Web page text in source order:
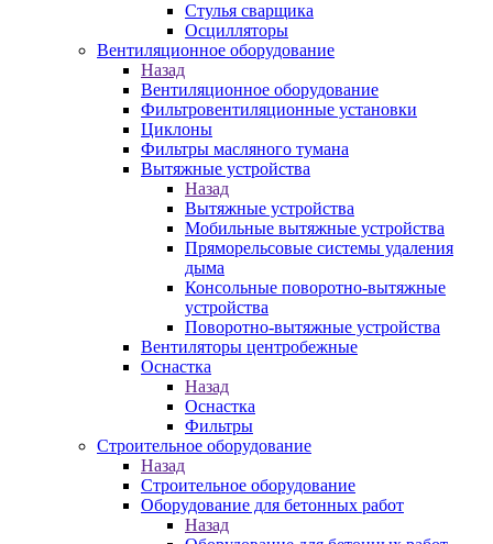
Стулья сварщика
Осцилляторы
Вентиляционное оборудование
Назад
Вентиляционное оборудование
Фильтровентиляционные установки
Циклоны
Фильтры масляного тумана
Вытяжные устройства
Назад
Вытяжные устройства
Мобильные вытяжные устройства
Пряморельсовые системы удаления
дыма
Консольные поворотно-вытяжные
устройства
Поворотно-вытяжные устройства
Вентиляторы центробежные
Оснастка
Назад
Оснастка
Фильтры
Строительное оборудование
Назад
Строительное оборудование
Оборудование для бетонных работ
Назад